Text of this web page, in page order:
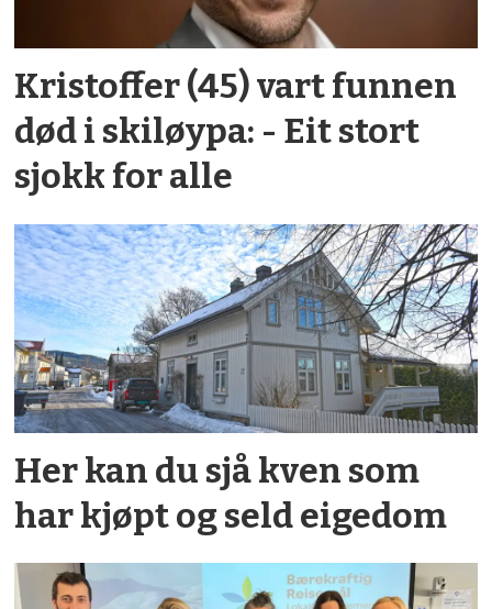
Kristoffer (45) vart funnen
død i skiløypa: - Eit stort
sjokk for alle
Her kan du sjå kven som
har kjøpt og seld eigedom